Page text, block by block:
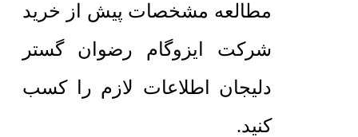
مطالعه مشخصات پیش از خرید
شرکت ایزوگام رضوان گستر
دلیجان اطلاعات لازم را کسب
کنید.